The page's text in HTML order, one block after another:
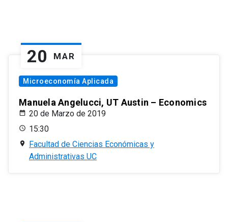
20 MAR
Microeconomía Aplicada
Manuela Angelucci, UT Austin – Economics
20 de Marzo de 2019
15:30
Facultad de Ciencias Económicas y
Administrativas UC